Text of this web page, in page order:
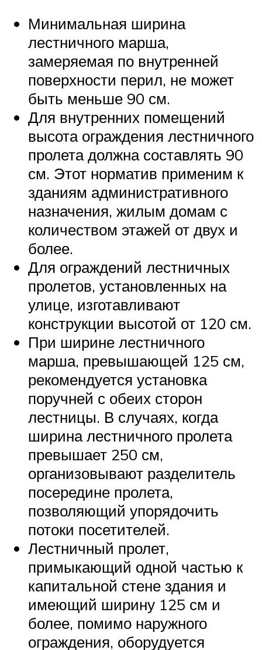
Минимальная ширина
лестничного марша,
замеряемая по внутренней
поверхности перил, не может
быть меньше 90 см.
Для внутренних помещений
высота ограждения лестничного
пролета должна составлять 90
см. Этот норматив применим к
зданиям административного
назначения, жилым домам с
количеством этажей от двух и
более.
Для ограждений лестничных
пролетов, установленных на
улице, изготавливают
конструкции высотой от 120 см.
При ширине лестничного
марша, превышающей 125 см,
рекомендуется установка
поручней с обеих сторон
лестницы. В случаях, когда
ширина лестничного пролета
превышает 250 см,
организовывают разделитель
посередине пролета,
позволяющий упорядочить
потоки посетителей.
Лестничный пролет,
примыкающий одной частью к
капитальной стене здания и
имеющий ширину 125 см и
более, помимо наружного
ограждения, оборудуется